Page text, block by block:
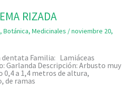
RIZADA
, Botánica, Medicinales /noviembre 20,
dentata Familia: Lamiáceas
Garlanda Descripción: Arbusto muy
0,4 a 1,4 metros de altura,
de ramas